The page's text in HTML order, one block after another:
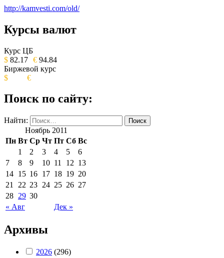
http://kamvesti.com/old/
ОБЩЕСТВЕННО-ПОЛИТИЧЕСКОЕ
ИЗДАНИЕ КАМЧАТСКОГО КРАЯ.
Курсы валют
Курс ЦБ
$ 82.17 € 94.84
Биржевой курс
$
€
Поиск по сайту:
Найти:
Ноябрь 2011
Пн Вт Ср Чт Пт Сб Вс
« Авг Дек »
1 2 3 4 5
6
7
8 9 10 11 12 13
14 15 16 17 18 19 20
21
22 23 24 25 26 27
28 29 30
Архивы
2026 (296)